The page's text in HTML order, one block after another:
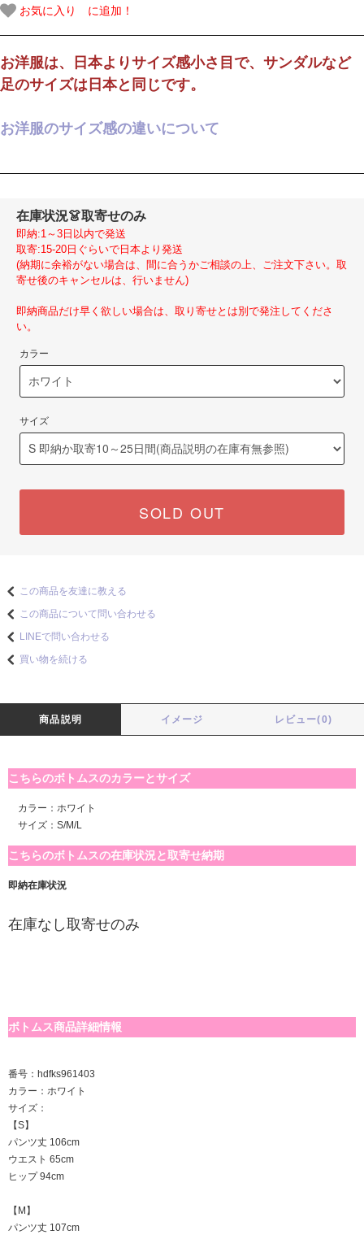
お気に入り に追加！
お洋服は、日本よりサイズ感小さ目で、サンダルなど
足のサイズは日本と同じです。
お洋服のサイズ感の違いについて
在庫状況👗取寄せのみ
即納:1～3日以内で発送
取寄:15-20日ぐらいで日本より発送
(納期に余裕がない場合は、間に合うかご相談の上、ご注文下さい。取
寄せ後のキャンセルは、行いません)
即納商品だけ早く欲しい場合は、取り寄せとは別で発注してくださ
い。
カラー
サイズ
SOLD OUT
この商品を友達に教える
この商品について問い合わせる
LINEで問い合わせる
買い物を続ける
商品説明 イメージ レビュー(0)
こちらのボトムスのカラーとサイズ
カラー：ホワイト
サイズ：S/M/L
こちらのボトムスの在庫状況と取寄せ納期
即納在庫状況
在庫なし取寄せのみ
ボトムス商品詳細情報
番号：hdfks961403
カラー：ホワイト
サイズ：
【S】
パンツ丈 106cm
ウエスト 65cm
ヒップ 94cm
【M】
パンツ丈 107cm